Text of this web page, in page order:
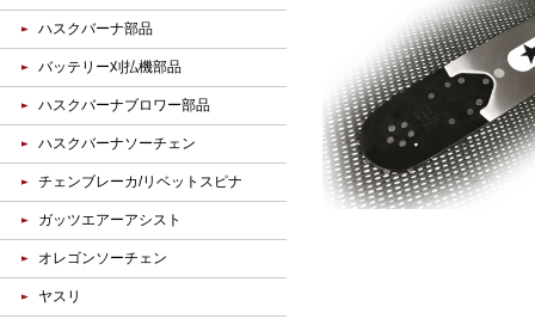
ハスクバーナ部品
バッテリー刈払機部品
ハスクバーナブロワー部品
ハスクバーナソーチェン
チェンブレーカ/リベットスピナ
ガッツエアーアシスト
オレゴンソーチェン
ヤスリ